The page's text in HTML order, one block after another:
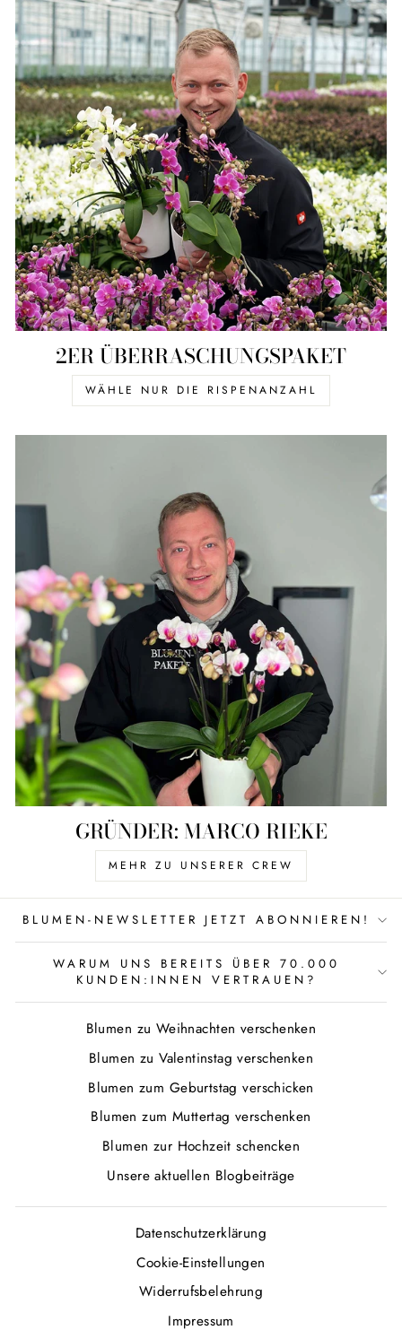
2ER ÜBERRASCHUNGSPAKET
WÄHLE NUR DIE RISPENANZAHL
GRÜNDER: MARCO RIEKE
MEHR ZU UNSERER CREW
BLUMEN-NEWSLETTER JETZT ABONNIEREN!
WARUM UNS BEREITS ÜBER 70.000
KUNDEN:INNEN VERTRAUEN?
Blumen zu Weihnachten verschenken
Blumen zu Valentinstag verschenken
Blumen zum Geburtstag verschicken
Blumen zum Muttertag verschenken
Blumen zur Hochzeit schencken
Unsere aktuellen Blogbeiträge
Datenschutzerklärung
Cookie-Einstellungen
Widerrufsbelehrung
Impressum